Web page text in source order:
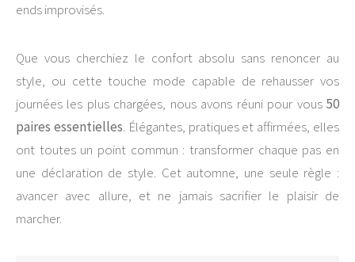
ends improvisés.
Que vous cherchiez le confort absolu sans renoncer au
style, ou cette touche mode capable de rehausser vos
journées les plus chargées, nous avons réuni pour vous 50
paires essentielles. Élégantes, pratiques et affirmées, elles
ont toutes un point commun : transformer chaque pas en
une déclaration de style. Cet automne, une seule règle :
avancer avec allure, et ne jamais sacrifier le plaisir de
marcher.